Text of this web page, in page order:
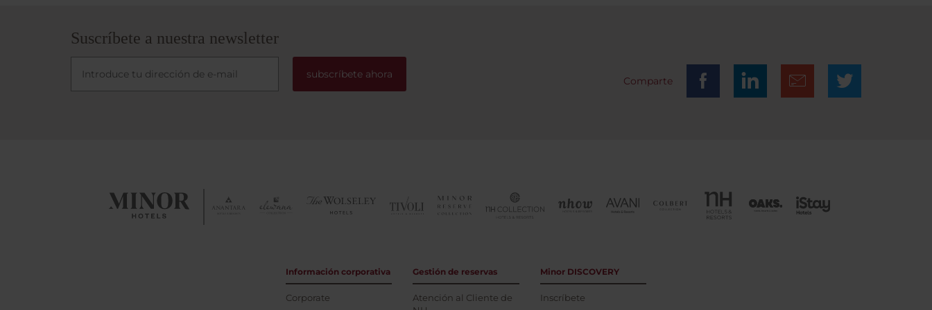
Suscríbete a nuestra newsletter
subscríbete ahora
Comparte
Información corporativa
Corporate
Gestión de reservas
Atención al Cliente de
Minor DISCOVERY
Inscríbete